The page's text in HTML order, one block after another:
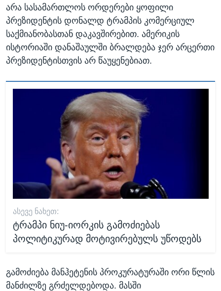
არა სასამართლოს ორდერები ყოფილი
პრეზიდენტის დონალდ ტრამპის კომერციულ
საქმიანობასთან დაკავშირებით. ამერიკის
ისტორიაში დანაშაულში ბრალდება ჯერ არცერთი
პრეზიდენტისთვის არ წაუყენებიათ.
ᲐᲡᲔᲕᲔ ᲜᲐᲮᲔᲗ:
ტრამპი ნიუ-იორკის გამოძიებას
პოლიტიკურად მოტივირებულს უწოდებს
გამოძიება მანჰეტენის პროკურატურაში ორი წლის
მანძილზე გრძელდებოდა. მასში